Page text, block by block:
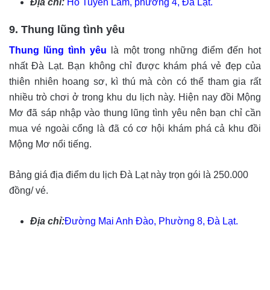
9. Thung lũng tình yêu
Thung lũng tình yêu là một trong những điểm đến hot
nhất Đà Lạt. Bạn không chỉ được khám phá vẻ đẹp của
thiên nhiên hoang sơ, kì thú mà còn có thể tham gia rất
nhiều trò chơi ở trong khu du lịch này. Hiện nay đồi Mộng
Mơ đã sáp nhập vào thung lũng tình yêu nên bạn chỉ cần
mua vé ngoài cổng là đã có cơ hội khám phá cả khu đồi
Mộng Mơ nổi tiếng.
Bảng giá địa điểm du lịch Đà Lạt này trọn gói là 250.000
đồng/ vé.
Địa chỉ:Đường Mai Anh Đào, Phường 8, Đà Lạt.